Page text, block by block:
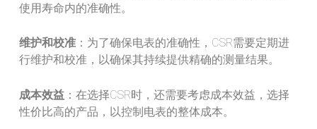
使用寿命内的准确性。
维护和校准：为了确保电表的准确性，CSR需要定期进
行维护和校准，以确保其持续提供精确的测量结果。
成本效益：在选择CSR时，还需要考虑成本效益，选择
性价比高的产品，以控制电表的整体成本。